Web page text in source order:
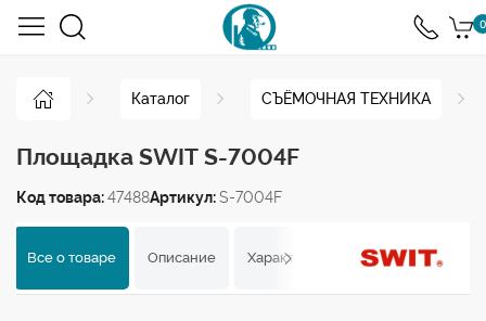
0
Каталог СЪЁМОЧНАЯ ТЕХНИКА
Площадка SWIT S-7004F
Код товара:47488Артикул:S-7004F
Все о товаре Описание Характеристики Отзывы